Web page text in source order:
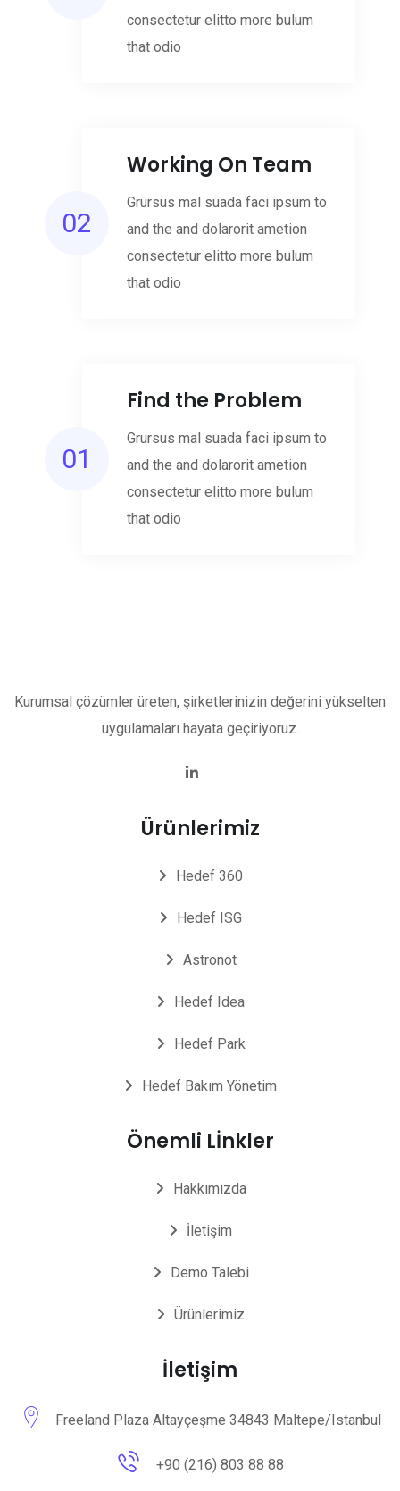
consectetur elitto more bulum
that odio
02
Working On Team
Grursus mal suada faci ipsum to
and the and dolarorit ametion
consectetur elitto more bulum
that odio
01
Find the Problem
Grursus mal suada faci ipsum to
and the and dolarorit ametion
consectetur elitto more bulum
that odio
Kurumsal çözümler üreten, şirketlerinizin değerini yükselten
uygulamaları hayata geçiriyoruz.
Ürünlerimiz
Hedef 360
Hedef ISG
Astronot
Hedef Idea
Hedef Park
Hedef Bakım Yönetim
Önemli Lİnkler
Hakkımızda
İletişim
Demo Talebi
Ürünlerimiz
İletişim
Freeland Plaza Altayçeşme 34843 Maltepe/Istanbul
+90 (216) 803 88 88